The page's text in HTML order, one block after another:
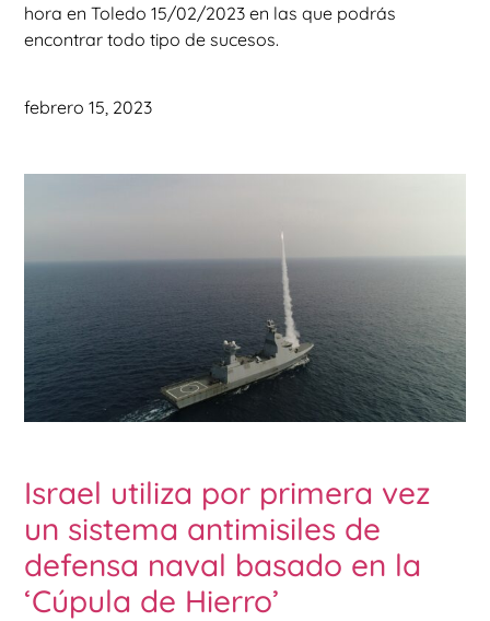
hora en Toledo 15/02/2023 en las que podrás
encontrar todo tipo de sucesos.
febrero 15, 2023
Israel utiliza por primera vez
un sistema antimisiles de
defensa naval basado en la
‘Cúpula de Hierro’